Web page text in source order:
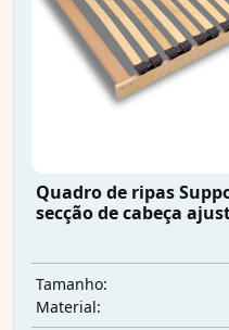
Quadro de ripas
secção de cabeça
Tamanho:
Material: